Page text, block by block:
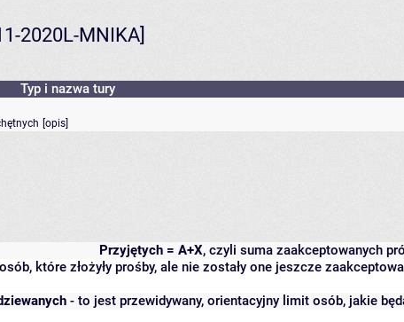
2020L-MNIKA]
Typ i nazwa tury
[opis]
Przyjętych = A+X, czyli suma zaakceptowanych
które złożyły prośby, ale nie zostały one jeszcze
- to jest przewidywany, orientacyjny limit osób, jakie